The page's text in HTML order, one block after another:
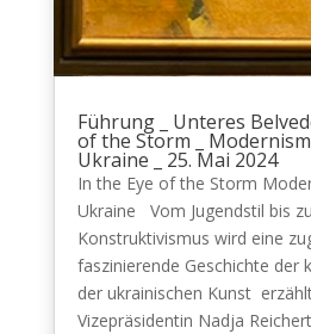
Führung _ Unteres
of the Storm _
Ukraine _ 25. Mai 2024
In the Eye of the Storm
Ukraine Vom Jugendstil bis
Konstruktivismus wird eine
faszinierende Geschichte der
der ukrainischen Kunst
Vizepräsidentin Nadja